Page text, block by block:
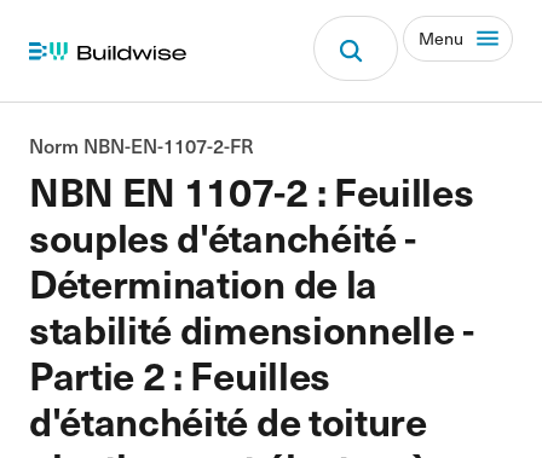
Menu
NBN EN 1107-2 : Feuilles
souples d'étanchéité -
Détermination de la
stabilité dimensionnelle -
Partie 2 : Feuilles
d'étanchéité de toiture
Norm NBN-EN-1107-2-FR